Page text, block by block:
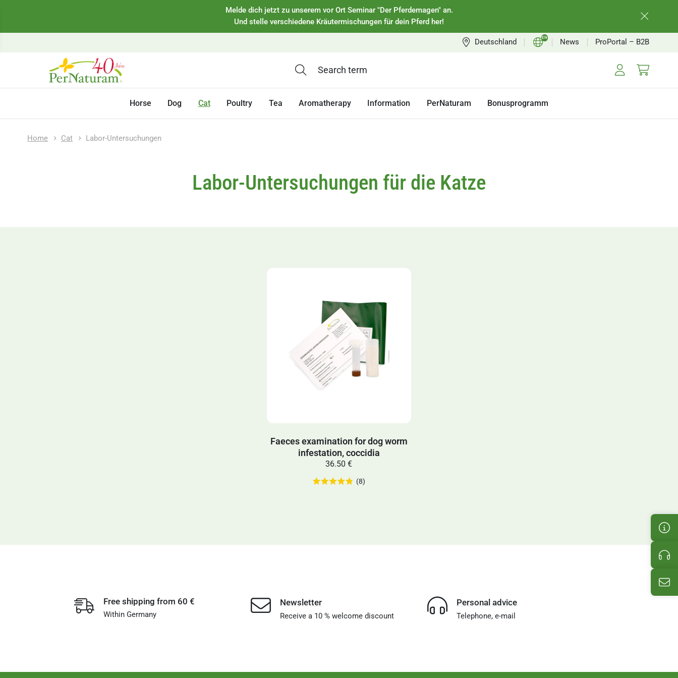
Melde dich jetzt zu unserem vor Ort Seminar "Der Pferdemagen" an.
Und stelle verschiedene Kräutermischungen für dein Pferd her!
Deutschland EN News ProPortal – B2B
Horse Dog Cat Poultry Tea Aromatherapy Information PerNaturam Bonusprogramm
Home Cat Labor-Untersuchungen
Labor-Untersuchungen für die Katze
Faeces examination for dog worm
infestation, coccidia
36.50 €
(8)
Free shipping from 60 €
Within Germany
Newsletter
Receive a 10 % welcome discount
Personal advice
Telephone, e-mail